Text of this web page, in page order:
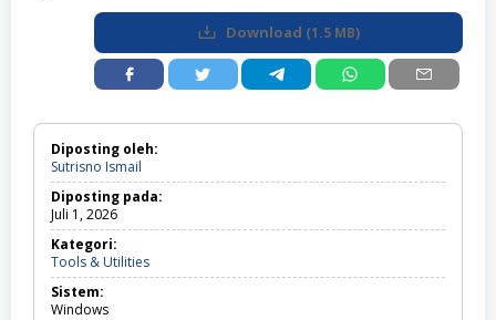
Download (1.5 MB)
Diposting oleh:
Sutrisno Ismail
Diposting pada:
Juli 1, 2026
Kategori:
Tools & UtilitiesTools
&
Sistem:
Windows